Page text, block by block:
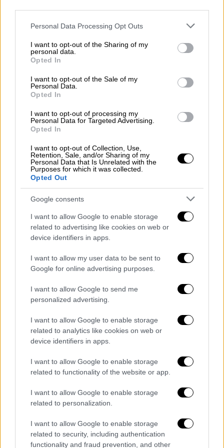
Please note that this website/app uses one or more Google
not limited to your visit or usage behaviour. You may click to
grant or deny consent to Google and its third-party tags to
use your data for below specified purposes in below Google
consent section.
Personal Data Processing Opt Outs
I want to opt-out of the Sharing of my
personal data.
Opted In
I want to opt-out of the Sale of my
Personal Data.
Opted In
I want to opt-out of processing my
Personal Data for Targeted Advertising.
Opted In
I want to opt-out of Collection, Use,
Retention, Sale, and/or Sharing of my
Personal Data that Is Unrelated with the
Purposes for which it was collected.
Opted Out
Google consents
I want to allow Google to enable storage
related to advertising like cookies on web or
device identifiers in apps.
I want to allow my user data to be sent to
Google for online advertising purposes.
I want to allow Google to send me
personalized advertising.
I want to allow Google to enable storage
related to analytics like cookies on web or
device identifiers in apps.
I want to allow Google to enable storage
related to functionality of the website or app.
I want to allow Google to enable storage
related to personalization.
I want to allow Google to enable storage
related to security, including authentication
functionality and fraud prevention, and other
προετοιμασίες για την επίθεση.
εξέταση του iPhone ενός υπόπτου
οι Αρχές εντόπισαντουλάχιστον 23 χρήστες
της κρυπτογραφημένης εφαρμογής
συμμετείχαν σε συζητήσειςσχετικά με τις
παραμέτρους αυτού που θα μπορούσε να
εξελιχθεί σε μια καταστροφική
τρομοκρατική επίθεση στην καρδιά της
Ένας ύποπτος δήλωσε στους ανακριτές ότι
στόχος της επίθεσηςήταν να
«καπιταλιστικές ελίτ», οι
«δισεκατομμυριούχοι»
πολιτικοί που
λαμβάνουν χρηματοδότηση
Αμερικανοϊσραηλινή Επιτροπή Δημοσίων
Υποθέσεων (AIPAC), σύμφωνα με το
UFC Freedom 250 (Evan Vucci/Pool Photo via AP)
«Είμαστε εκπαιδευμένοι γι' αυτό»